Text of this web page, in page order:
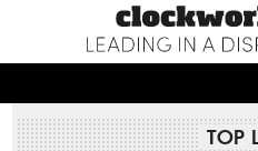
NEWS DESK TOP